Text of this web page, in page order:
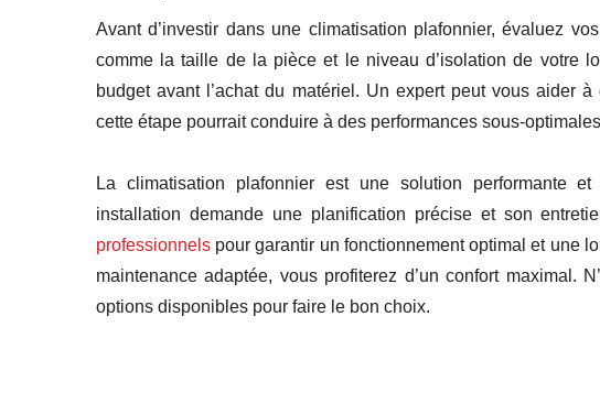
Avant d’investir dans une climatisation plafonnier, évaluez vos
comme la taille de la pièce et le niveau d’isolation de votre
budget avant l’achat du matériel. Un expert peut vous aider
cette étape pourrait conduire à des performances sous-
La climatisation plafonnier est une solution performante
installation demande une planification précise et son
professionnels pour garantir un fonctionnement optimal et une
maintenance adaptée, vous profiterez d’un confort maximal.
options disponibles pour faire le bon choix.